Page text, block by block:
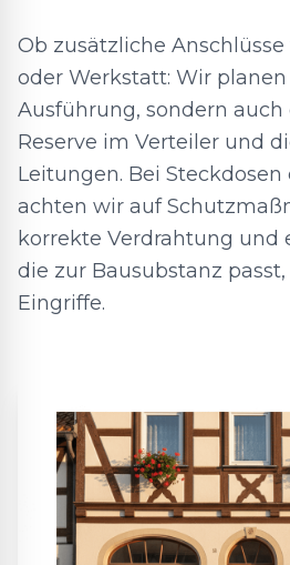
Ob zusätzliche
oder Werkstatt: Wir
Ausführung, sondern
Reserve im Verteiler und
Leitungen. Bei
achten wir auf
korrekte Verdrahtung und
die zur Bausubstanz
Eingriffe.